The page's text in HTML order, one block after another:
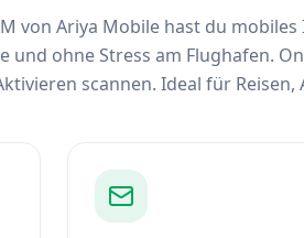
von Ariya Mobile hast du
und ohne Stress am Flughafen.
scannen. Ideal für